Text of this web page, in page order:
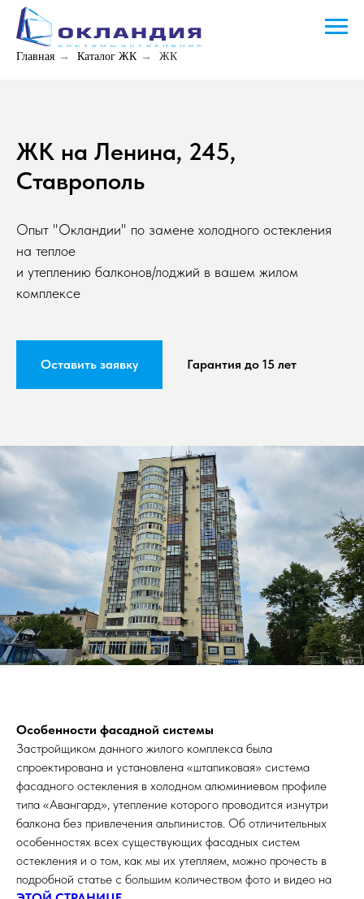
Главная → Каталог ЖК → ЖК
ЖК на Ленина, 245,
Ставрополь
Опыт "Окландии" по замене холодного остекления
на теплое
и утеплению балконов/лоджий в вашем жилом
комплексе
Оставить заявку Гарантия до 15 лет
Особенности фасадной системы
Застройщиком данного жилого комплекса была
спроектирована и установлена «штапиковая» система
фасадного остекления в холодном алюминиевом профиле
типа «Авангард», утепление которого проводится изнутри
балкона без привлечения альпинистов. Об отличительных
особенностях всех существующих фасадных систем
остекления и о том, как мы их утепляем, можно прочесть в
подробной статье с большим количеством фото и видео на